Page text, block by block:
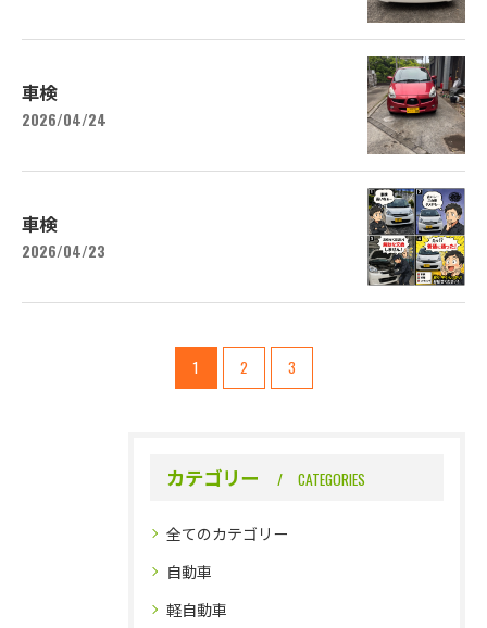
車検
2026/04/24
車検
2026/04/23
1 2 3
カテゴリー CATEGORIES
全てのカテゴリー
自動車
軽自動車